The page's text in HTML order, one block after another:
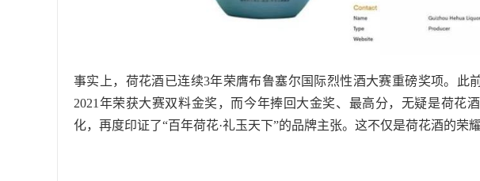
事实上，荷花酒已连续3年荣膺布鲁塞尔国际烈性酒大赛重磅奖项。此
2021年荣获大赛双料金奖，而今年捧回大金奖、最高分，无疑是荷花
化，再度印证了“百年荷花·礼玉天下”的品牌主张。这不仅是荷花酒的荣